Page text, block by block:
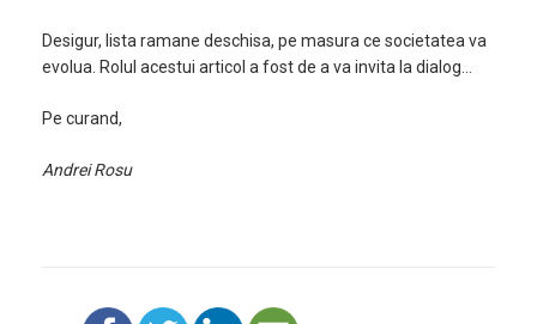
Desigur, lista ramane deschisa, pe masura ce societatea va
evolua. Rolul acestui articol a fost de a va invita la dialog…
Pe curand,
Andrei Rosu